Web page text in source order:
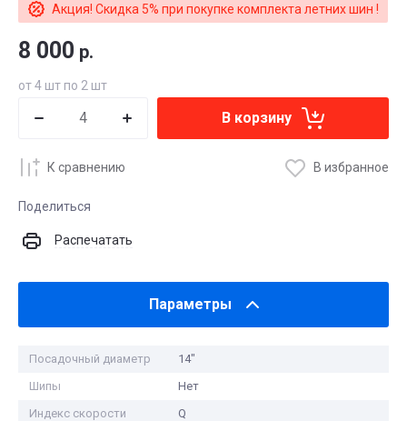
Акция! Скидка 5% при покупке комплекта летних шин !
8 000 р.
от 4 шт по 2 шт
В корзину
К сравнению В избранное
Поделиться
Распечатать
Параметры
Посадочный диаметр
14"
Шипы
Нет
Индекс скорости
Q